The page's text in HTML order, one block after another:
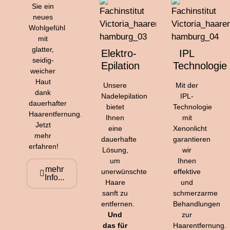
Sie ein
neues
Wohlgefühl
mit
glatter,
seidig-
weicher
Haut
dank
dauerhafter
Haarentfernung.
Jetzt
mehr
erfahren!
mehr
Info...
Elektro-
Epilation
Unsere
Nadelepilation
bietet
Ihnen
eine
dauerhafte
Lösung,
um
unerwünschte
Haare
sanft zu
entfernen.
Und
das für
IPL
Technologie
Mit der
IPL-
Technologie
mit
Xenonlicht
garantieren
wir
Ihnen
effektive
und
schmerzarme
Behandlungen
zur
Haarentfernung.